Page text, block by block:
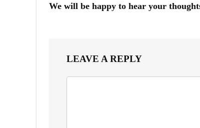
We will be happy to hear your
LEAVE A REPLY